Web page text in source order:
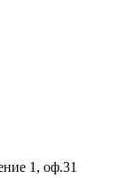
1, оф.31